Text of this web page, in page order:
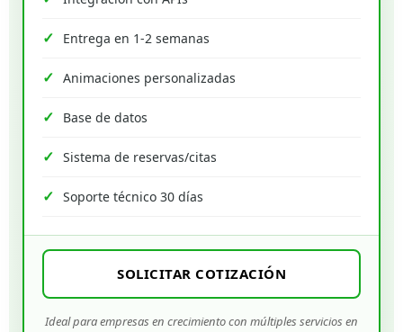
Entrega en 1-2 semanas
Animaciones personalizadas
Base de datos
Sistema de reservas/citas
Soporte técnico 30 días
SOLICITAR COTIZACIÓN
Ideal para empresas en crecimiento con múltiples servicios en